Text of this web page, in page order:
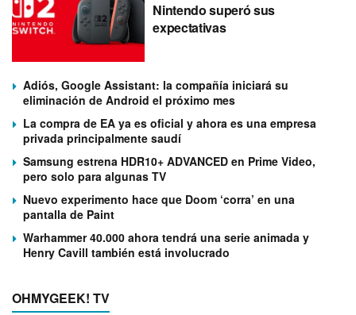
Nintendo superó sus
expectativas
Adiós, Google Assistant: la compañía iniciará su
eliminación de Android el próximo mes
La compra de EA ya es oficial y ahora es una empresa
privada principalmente saudí
Samsung estrena HDR10+ ADVANCED en Prime Video,
pero solo para algunas TV
Nuevo experimento hace que Doom ‘corra’ en una
pantalla de Paint
Warhammer 40.000 ahora tendrá una serie animada y
Henry Cavill también está involucrado
OHMYGEEK! TV